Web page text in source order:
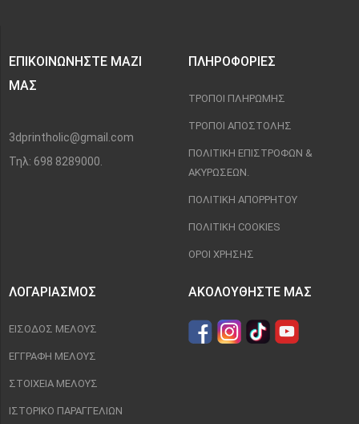
ΕΠΙΚΟΙΝΩΝΉΣΤΕ ΜΑΖΊ
ΜΑΣ
3dprintholic@gmail.com
Τηλ: 698 8289000.
ΠΛΗΡΟΦΟΡΊΕΣ
ΤΡΌΠΟΙ ΠΛΗΡΩΜΉΣ
ΤΡΌΠΟΙ ΑΠΟΣΤΟΛΉΣ
ΠΟΛΙΤΙΚΉ ΕΠΙΣΤΡΟΦΏΝ &
ΑΚΥΡΏΣΕΩΝ.
ΠΟΛΙΤΙΚΉ ΑΠΟΡΡΉΤΟΥ
ΠΟΛΙΤΙΚΉ COOKIES
ΌΡΟΙ ΧΡΉΣΗΣ
ΛΟΓΑΡΙΑΣΜΌΣ
ΕΊΣΟΔΟΣ ΜΈΛΟΥΣ
ΕΓΓΡΑΦΉ ΜΈΛΟΥΣ
ΣΤΟΙΧΕΊΑ ΜΈΛΟΥΣ
ΙΣΤΟΡΙΚΌ ΠΑΡΑΓΓΕΛΙΏΝ
ΑΚΟΛΟΥΘΉΣΤΕ ΜΑΣ